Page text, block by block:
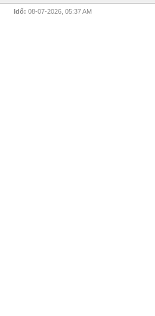
Idő: 08-07-2026, 05:37 AM